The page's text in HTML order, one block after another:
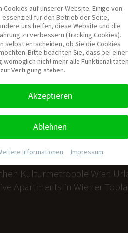
Kulturmetropole Wien
Apartments in Wiener
Cookies auf unserer Website. Einige von
essenziell für den Betrieb der Seite,
uns helfen, diese Website und die
zu verbessern (Tracking Cookies).
selbst entscheiden, ob Sie die Cookies
Bitte beachten Sie, dass bei einer
womöglich nicht mehr alle Funktionalitäten
Verfügung stehen.
Akzeptieren
Ablehnen
Informationen Impressum